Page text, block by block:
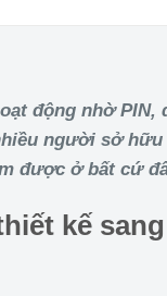
động nhờ PIN,
người sở
được ở bất cứ
kế